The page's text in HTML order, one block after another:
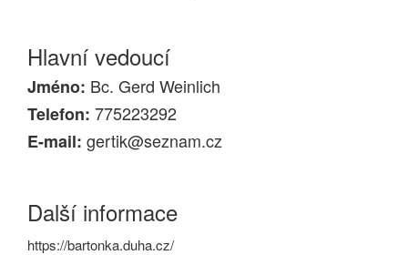
Hlavní vedoucí
Jméno: Bc. Gerd Weinlich
Telefon: 775223292
E-mail: gertik@seznam.cz
Další informace
https://bartonka.duha.cz/